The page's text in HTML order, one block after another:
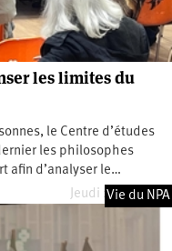
les limites du
le Centre d’études
les philosophes
afin d’analyser le…
Jeudi 2 avril 2026
Vie du NPA